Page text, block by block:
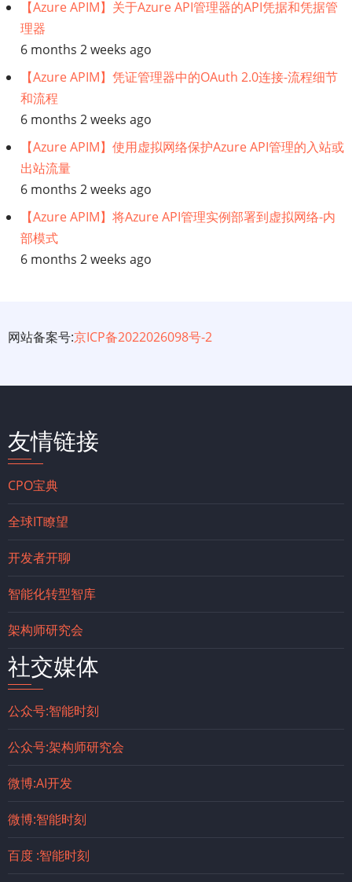
【Azure APIM】关于Azure API管理器的API凭据和凭据管
理器
6 months 2 weeks ago
【Azure APIM】凭证管理器中的OAuth 2.0连接-流程细节
和流程
6 months 2 weeks ago
【Azure APIM】使用虚拟网络保护Azure API管理的入站或
出站流量
6 months 2 weeks ago
【Azure APIM】将Azure API管理实例部署到虚拟网络-内
部模式
6 months 2 weeks ago
网站备案号:京ICP备2022026098号-2
友情链接
CPO宝典
全球IT瞭望
开发者开聊
智能化转型智库
架构师研究会
社交媒体
公众号:智能时刻
公众号:架构师研究会
微博:AI开发
微博:智能时刻
百度 :智能时刻